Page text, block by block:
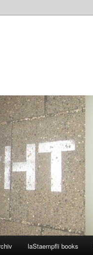
laStaempfli books